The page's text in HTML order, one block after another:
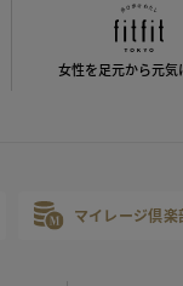
女性を足元から元気
マイレージ倶楽